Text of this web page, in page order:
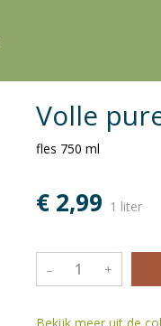
Volle
fles 750 ml
€ 2,99 1 liter
– +